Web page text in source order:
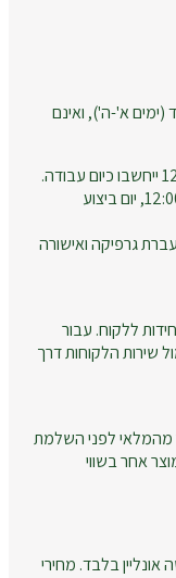
(ימים א'-ה'), ואינם
הזמנות שיבוצעו לאחר השעה 12:00, יום ביצוע
גרפיקה ואישורה
הייצור מתייחסים להזמנות עד 10 יחידות ללקוח. עבור
שירות הלקוחות דרך
מהמלאי לפני השלמת
אחר בשווי
בלבד. מחירי